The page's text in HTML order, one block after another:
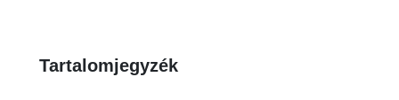
Tartalomjegyzék